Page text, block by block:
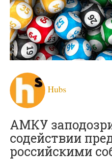
Hubs
АМКУ
содействии
российскими